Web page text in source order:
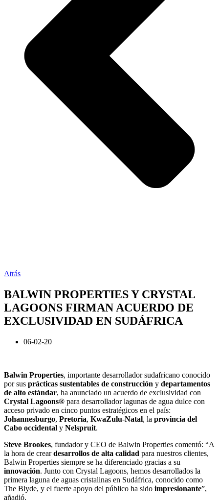
Atrás
BALWIN PROPERTIES Y CRYSTAL
LAGOONS FIRMAN ACUERDO DE
EXCLUSIVIDAD EN SUDÁFRICA
06-02-20
Balwin Properties, importante desarrollador sudafricano conocido
por sus prácticas sustentables de construcción y departamentos
de alto estándar, ha anunciado un acuerdo de exclusividad con
Crystal Lagoons® para desarrollador lagunas de agua dulce con
acceso privado en cinco puntos estratégicos en el país:
Johannesburgo, Pretoria, KwaZulu-Natal, la provincia del
Cabo occidental y Nelspruit.
Steve Brookes, fundador y CEO de Balwin Properties comentó: “A
la hora de creardesarrollos de alta calidad para nuestros clientes,
Balwin Properties siempre se ha diferenciado gracias a su
innovación. Junto con Crystal Lagoons, hemos desarrollados la
primera laguna de aguas cristalinas en Sudáfrica, conocido como
The Blyde, y el fuerte apoyo del público ha sido impresionante”,
añadió.